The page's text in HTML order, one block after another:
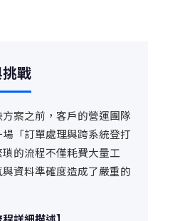
戰
案之前，客戶的營運團隊
「訂單處理與跨系統登打
的流程不僅耗費大量工
資料準確度造成了嚴重的